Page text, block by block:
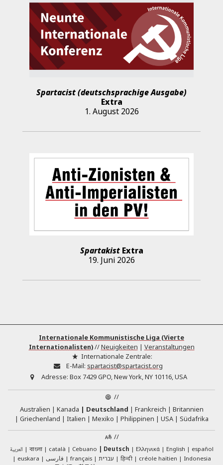
Spartacist (deutschsprachige Ausgabe)
Extra
1. August 2026
SpartakistExtra
19. Juni 2026
Internationale Kommunistische Liga (Vierte
Internationalisten)//Neuigkeiten | Veranstaltungen
Internationale Zentrale:
E-Mail: spartacist@spartacist.org
Adresse: Box 7429 GPO, New York, NY 10116, USA
//
Australien
Kanada Deutschland Frankreich
Britannien
Griechenland
Italien Mexiko Philippinen USA
Südafrika
//
العربية বাংলা català Cebuano Deutsch Ελληνικά English
español
euskara
فارسی français עברית हिन्दी créole haïtien
Indonesia